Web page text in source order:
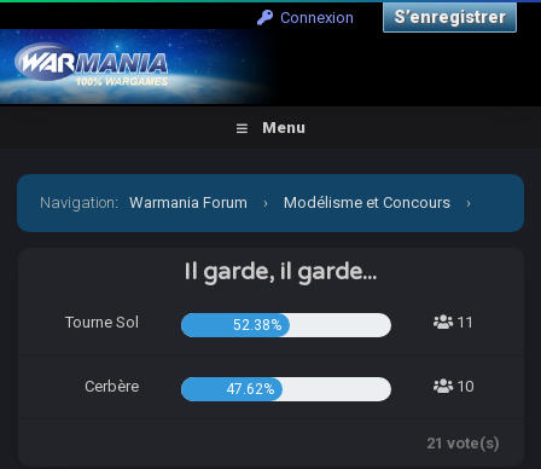
Connexion S’enregistrer
Menu
Navigation:Warmania Forum › Modélisme et Concours ›
DA FIGHT XXVII (collectif) : match 4
Il garde, il garde...
Tourne Sol 52.38% 11
Cerbère 47.62% 10
21 vote(s)